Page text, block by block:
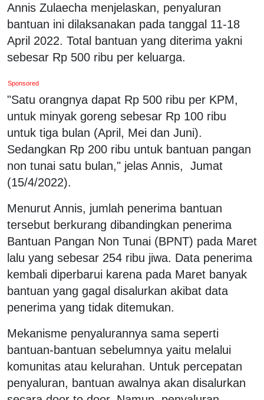
Annis Zulaecha menjelaskan, penyaluran
bantuan ini dilaksanakan pada tanggal 11-18
April 2022. Total bantuan yang diterima yakni
sebesar Rp 500 ribu per keluarga.
Sponsored
"Satu orangnya dapat Rp 500 ribu per KPM,
untuk minyak goreng sebesar Rp 100 ribu
untuk tiga bulan (April, Mei dan Juni).
Sedangkan Rp 200 ribu untuk bantuan pangan
non tunai satu bulan," jelas Annis, Jumat
(15/4/2022).
Menurut Annis, jumlah penerima bantuan
tersebut berkurang dibandingkan penerima
Bantuan Pangan Non Tunai (BPNT) pada Maret
lalu yang sebesar 254 ribu jiwa. Data penerima
kembali diperbarui karena pada Maret banyak
bantuan yang gagal disalurkan akibat data
penerima yang tidak ditemukan.
Mekanisme penyalurannya sama seperti
bantuan-bantuan sebelumnya yaitu melalui
komunitas atau kelurahan. Untuk percepatan
penyaluran, bantuan awalnya akan disalurkan